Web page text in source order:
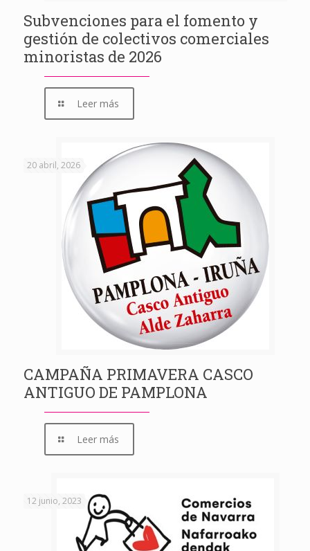
nueva)
Subvenciones para el fomento y
gestión de colectivos comerciales
minoristas de 2026
Leer más
20 abril, 2026
CAMPAÑA PRIMAVERA CASCO
ANTIGUO DE PAMPLONA
Leer más
12 junio, 2023